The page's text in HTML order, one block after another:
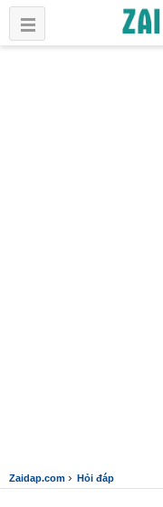
Zaidap.com › Hỏi đáp